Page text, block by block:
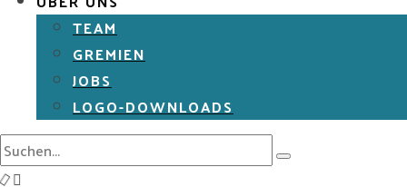
TEAM
GREMIEN
JOBS
LOGO-DOWNLOADS
Suche
nach:
Type